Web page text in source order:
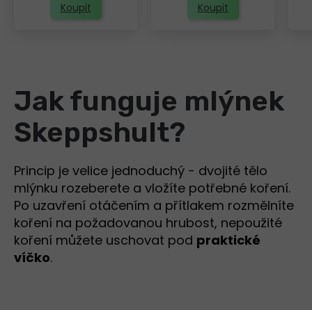
Koupit Koupit
Jak funguje mlýnek
Skeppshult?
Princip je velice jednoduchý - dvojité tělo
mlýnku rozeberete a vložíte potřebné koření.
Po uzavření otáčením a přítlakem rozmělníte
koření na požadovanou hrubost, nepoužité
koření můžete uschovat pod praktické
víčko.